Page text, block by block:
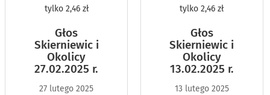
tylko2,46 zł
Głos
Skierniewic i
Okolicy
27.02.2025 r.
27 lutego 2025
tylko 2,46 zł
Głos
Skierniewic i
Okolicy
13.02.2025 r.
13 lutego 2025